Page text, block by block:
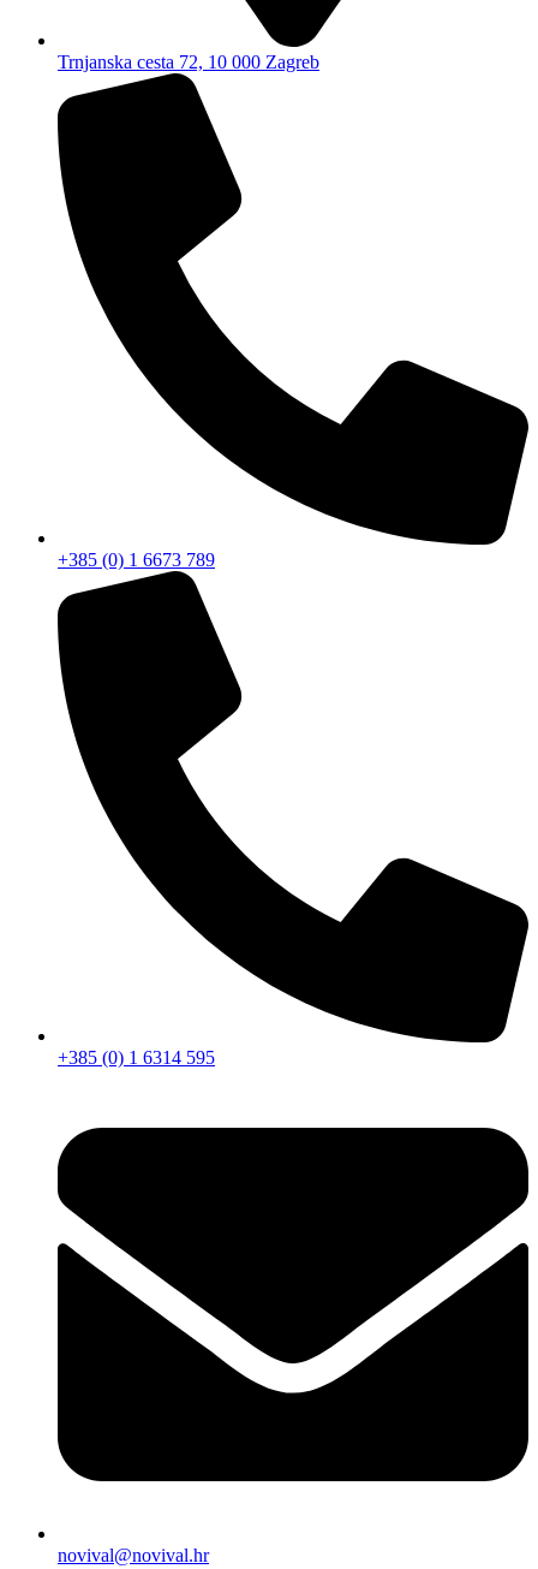
Trnjanska cesta 72, 10 000 Zagreb
+385 (0) 1 6673 789
+385 (0) 1 6314 595
novival@novival.hr